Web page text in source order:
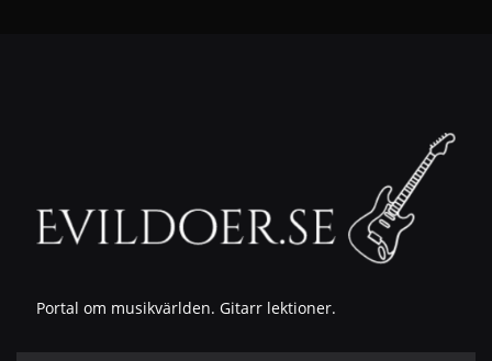
Portal om musikvärlden. Gitarr lektioner.